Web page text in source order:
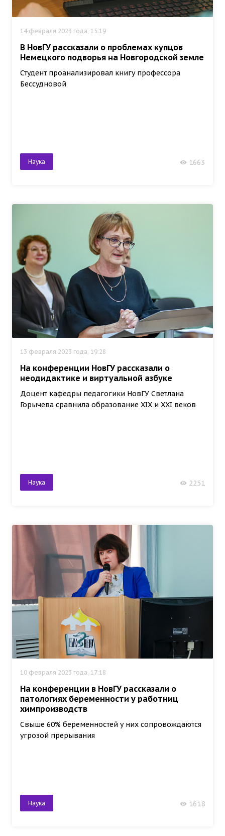
14 февраля 2023 года, 15:19
В НовГУ рассказали о проблемах купцов
Немецкого подворья на Новгородской земле
Студент проанализировал книгу профессора
Бессудновой
Наука 1663
13 февраля 2023 года, 19:28
На конференции НовГУ рассказали о
неодидактике и виртуальной азбуке
Доцент кафедры педагогики НовГУ Светлана
Горычева сравнила образование XIX и XXI веков
Наука 2251
10 февраля 2023 года, 17:18
На конференции в НовГУ рассказали о
патологиях беременности у работниц
химпроизводств
Свыше 60% беременностей у них сопровождаются
угрозой прерывания
Наука 1618